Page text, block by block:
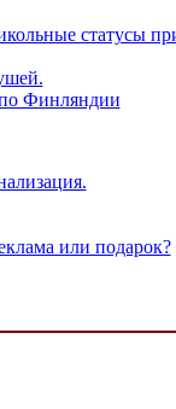
статусы
Финляндии
или подарок?